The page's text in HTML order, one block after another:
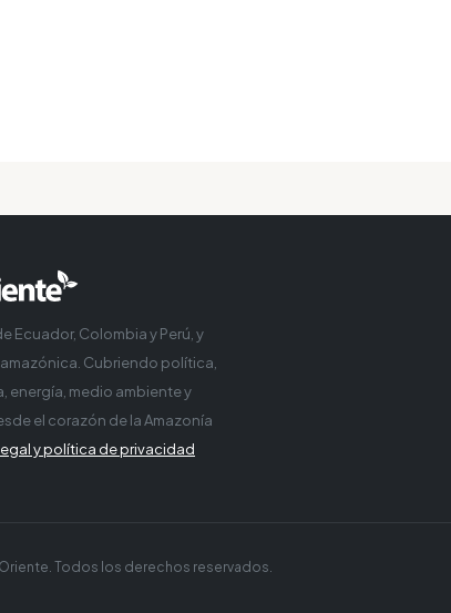
Ecuador, Colombia y Perú, y
Cubriendo política,
energía, medio ambiente y
el corazón de la Amazonía
y política de privacidad
Todos los derechos reservados.